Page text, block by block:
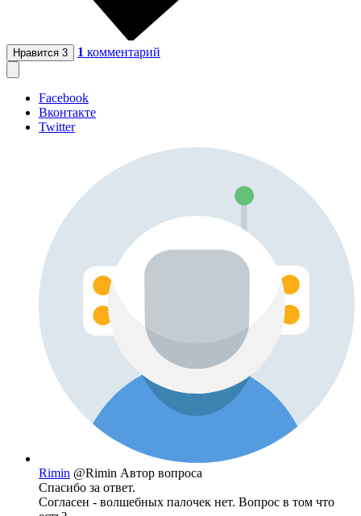
Нравится 3 1 комментарий
Facebook
Вконтакте
Twitter
Rimin @Rimin Автор вопроса
Спасибо за ответ.
Согласен - волшебных палочек нет. Вопрос в том что